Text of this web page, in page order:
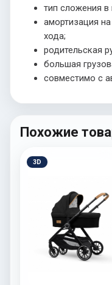
тип сложения
амортизация
хода;
родительская
большая
совместимо с
Похожие
3D